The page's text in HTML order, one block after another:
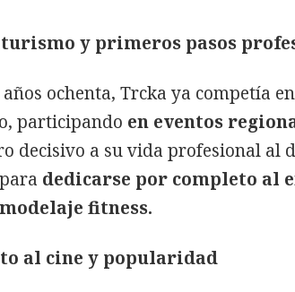
y primeros pasos
ochenta, Trcka ya competía
participando en eventos
decisivo a su vida profesional al
dedicarse por completo al
fitness.
al cine y popularidad